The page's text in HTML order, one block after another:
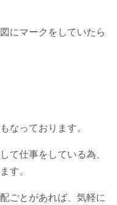
にマークをしていたら
なっております。
て仕事をしている為、
す。
ごとがあれば、気軽に